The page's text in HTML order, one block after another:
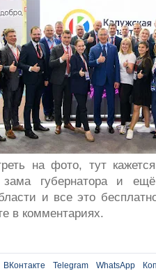
на фото, тут
губернатора и
и все это
в комментариях.
ВКонтакте Telegram WhatsApp